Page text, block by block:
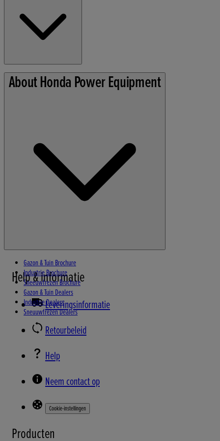
Algemene voorwaarden
Privacybeleid
About Honda Power Equipment
Gazon & Tuin Brochure
Industrie Brochure
Sneeuwfrezen Brochure
Gazon & Tuin Dealers
Industrie Dealers
Sneuuwfrezen Dealers
Help & informatie
Leveringsinformatie
Retourbeleid
Help
Neem contact op
Cookie-instellingen
Producten